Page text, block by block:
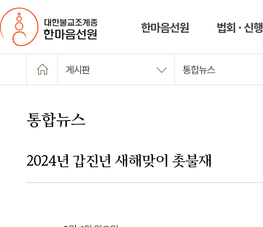
한마음선원 법회 · 신행
게시판 통합뉴스
통합뉴스
2024년 갑진년 새해맞이 촛불재